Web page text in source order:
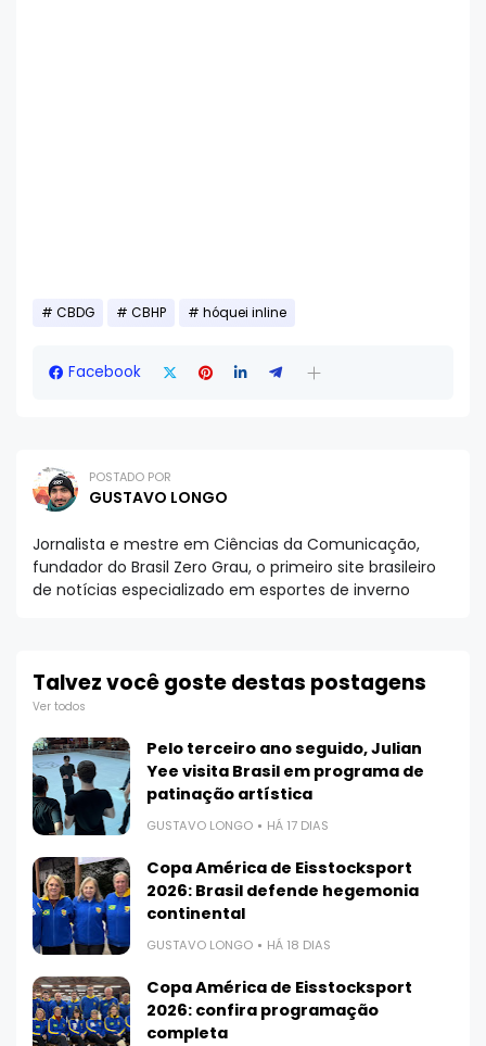
CBDG CBHP hóquei inline
Facebook
POSTADO POR
GUSTAVO LONGO
Jornalista e mestre em Ciências da Comunicação,
fundador do Brasil Zero Grau, o primeiro site brasileiro
de notícias especializado em esportes de inverno
Talvez você goste destas postagens
Ver todos
Pelo terceiro ano seguido, Julian
Yee visita Brasil em programa de
patinação artística
GUSTAVO LONGO HÁ 17 DIAS
Copa América de Eisstocksport
2026: Brasil defende hegemonia
continental
GUSTAVO LONGO HÁ 18 DIAS
Copa América de Eisstocksport
2026: confira programação
completa